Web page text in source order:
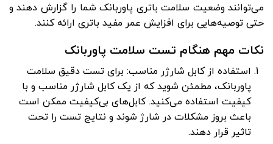
می‌توانند وضعیت سلامت باتری پاوربانک شما را گزارش دهند و
حتی توصیه‌هایی برای افزایش عمر مفید باتری ارائه کنند.
نکات مهم هنگام تست سلامت پاوربانک
استفاده از کابل شارژر مناسب: برای تست دقیق سلامت
پاوربانک، مطمئن شوید که از یک کابل شارژر مناسب و با
کیفیت استفاده می‌کنید. کابل‌های بی‌کیفیت ممکن است
باعث بروز مشکلات در شارژ شوند و نتایج تست را تحت
تاثیر قرار دهند.